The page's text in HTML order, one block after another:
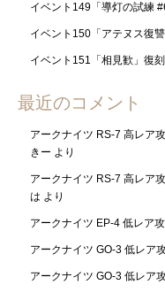
イベント149「導灯の試練
イベント150「アテヌス復讐
イベント151「相見歓」復
最近のコメント
アークナイツ RS-7 高レア
きー より
アークナイツ RS-7 高レア
は より
アークナイツ EP-4 低レア
アークナイツ GO-3 低レア
アークナイツ GO-3 低レア